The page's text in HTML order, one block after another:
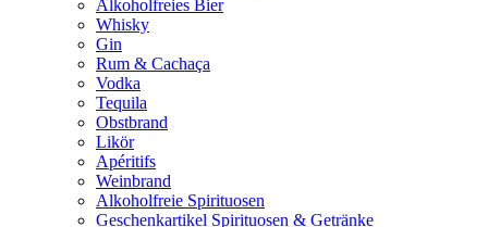
Alkoholfreies Bier
Whisky
Gin
Rum & Cachaça
Vodka
Tequila
Obstbrand
Likör
Apéritifs
Weinbrand
Alkoholfreie Spirituosen
Geschenkartikel Spirituosen & Getränke